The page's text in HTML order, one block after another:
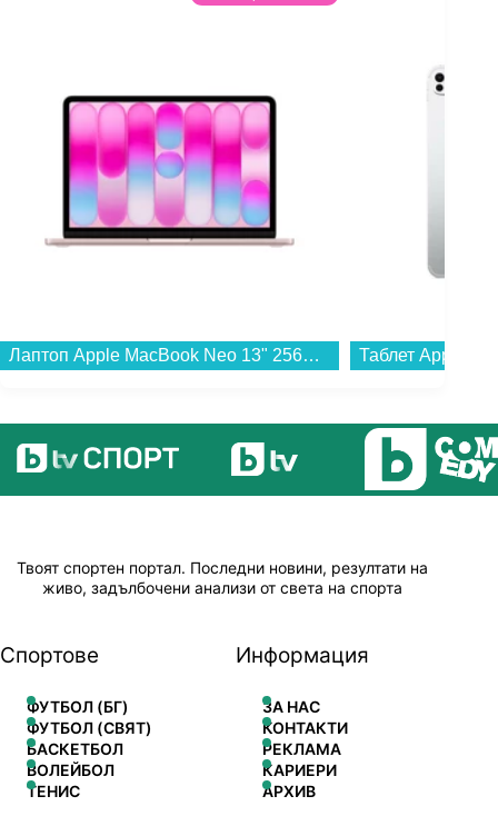
Лаптоп Apple MacBook Neo 13" 256GB Blush mhfh4 , 13.00 , 256 , 8 , Apple A18 Pro 5 Core GPU , Apple A18 Pro 6 Core , Mac OS...
Твоят спортен портал. Последни новини, резултати на
живо, задълбочени анализи от света на спорта
Спортове
ФУТБОЛ (БГ)
ФУТБОЛ (СВЯТ)
БАСКЕТБОЛ
ВОЛЕЙБОЛ
ТЕНИС
Информация
ЗА НАС
КОНТАКТИ
РЕКЛАМА
КАРИЕРИ
АРХИВ